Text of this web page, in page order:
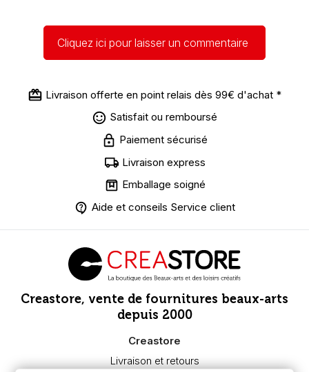
Cliquez ici pour laisser un commentaire
Livraison offerte en point relais dès 99€ d'achat *
Satisfait ou remboursé
Paiement sécurisé
Livraison express
Emballage soigné
Aide et conseils Service client
Creastore, vente de fournitures beaux-arts
depuis 2000
Creastore
Livraison et retours